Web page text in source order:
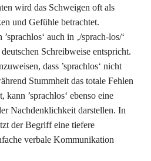
wird das Schweigen oft als
und Gefühle betrachtet.
auch in ‚/sprach-los/‘
Schreibweise entspricht.
dass ’sprachlos‘ nicht
Stummheit das totale Fehlen
’sprachlos‘ ebenso eine
Nachdenklichkeit darstellen. In
der Begriff eine tiefere
verbale Kommunikation